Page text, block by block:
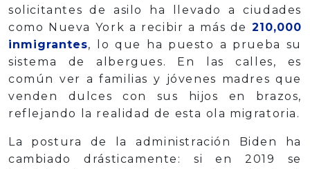
solicitantes de asilo ha llevado a ciudades
como Nueva York a recibir a más de 210,000
inmigrantes, lo que ha puesto a prueba su
sistema de albergues. En las calles, es
común ver a familias y jóvenes madres que
venden dulces con sus hijos en brazos,
reflejando la realidad de esta ola migratoria.
La postura de la administración Biden ha
cambiado drásticamente: si en 2019 se